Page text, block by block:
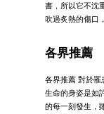
書，所以它不沈
吹過炙熱的傷口
各界推薦
各界推薦 對於罹
生命的身姿是如
的每一刻發生，